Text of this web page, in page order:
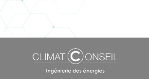
Arrivée de la RE2020 au
01/01/2022 : Climat Conseil fait
le point ! C’est près ...[]